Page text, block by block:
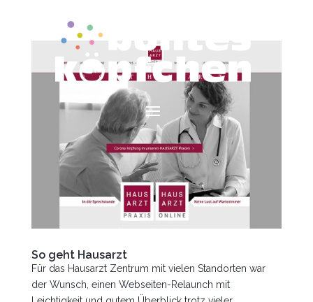
So geht Hausarzt
Für das Hausarzt Zentrum mit vielen Standorten war
der Wunsch, einen Webseiten-Relaunch mit